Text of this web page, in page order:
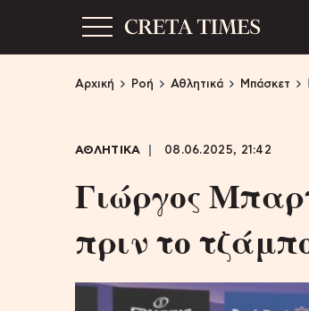
Αρχική Ροή Αθλητικά Μπάσκετ
ΑΘΛΗΤΙΚΑ 08.06.2025, 21:42
Γιώργος
πριν το